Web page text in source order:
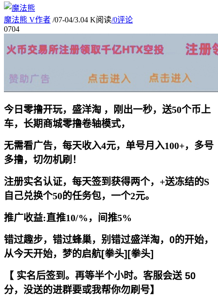
魔法熊 V作者 /07-04/3.04 K阅读/0评论
0704
今日零撸开玩，盛洋淘 ，刚出一秒，送50个币上
车，长期商城零撸卷轴模式，
无需看广告，每天收入4元，单号月入100+，多号
多撸，切勿机刷！
注册实名认证，每天签到获得两个，+送冻结的S
自己兑换个50的任务包，一个2元。
推广收益:直推10/%，间推5%
错过趣步，错过蜂巢，别错过盛洋淘，0的开始，
从今天开始，梦的启航[拳头][拳头]
【 实名后签到。再等半个小时。客服会送 50
分，没送的进群要或我帮你勿刷号】